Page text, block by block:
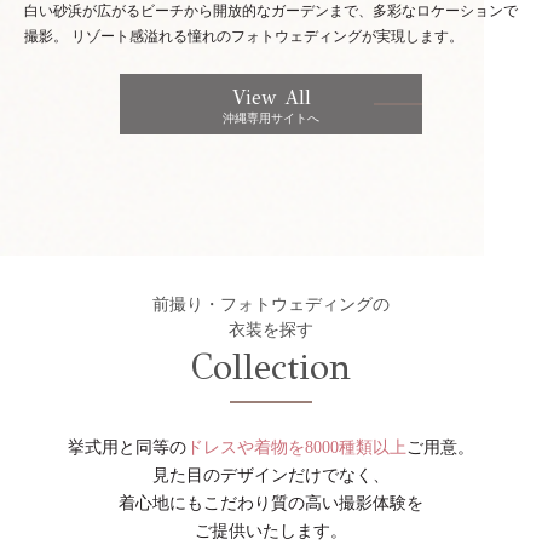
白い砂浜が広がるビーチから開放的なガーデンまで、多彩なロケーションで
撮影。
リゾート感溢れる憧れのフォトウェディングが実現します。
View All
沖縄専用サイトへ
前撮り・フォトウェディングの
衣装を探す
Collection
挙式用と同等の ドレスや着物を8000種類以上 ご用意。
見た目のデザインだけでなく、
着心地にもこだわり質の高い撮影体験を
ご提供いたします。